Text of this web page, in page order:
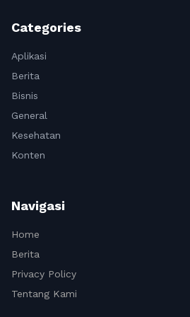
Categories
Aplikasi
Berita
Bisnis
General
Kesehatan
Konten
Navigasi
Home
Berita
Privacy Policy
Tentang Kami